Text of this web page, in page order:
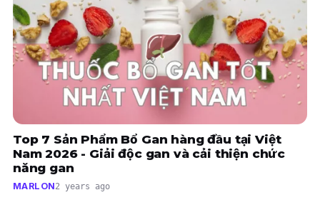
Top 7 Sản Phẩm Bổ Gan hàng đầu tại Việt
Nam 2026 - Giải độc gan và cải thiện chức
năng gan
MARLON2 years ago